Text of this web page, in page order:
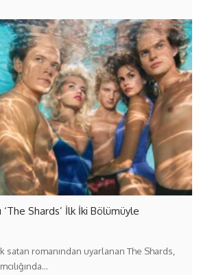
‘The Shards’ İlk İki Bölümüyle
satan romanından uyarlanan The Shards,